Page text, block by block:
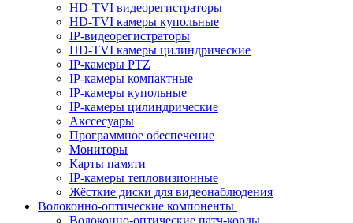
HD-TVI видеорегистраторы
HD-TVI камеры купольные
IP-видеорегистраторы
HD-TVI камеры цилиндрические
IP-камеры PTZ
IP-камеры компактные
IP-камеры купольные
IP-камеры цилиндрические
Акссесуары
Программное обеспечение
Мониторы
Карты памяти
IP-камеры тепловизионные
Жёсткие диски для видеонаблюдения
Волоконно-оптические компоненты
Волоконно-оптические патч-корды